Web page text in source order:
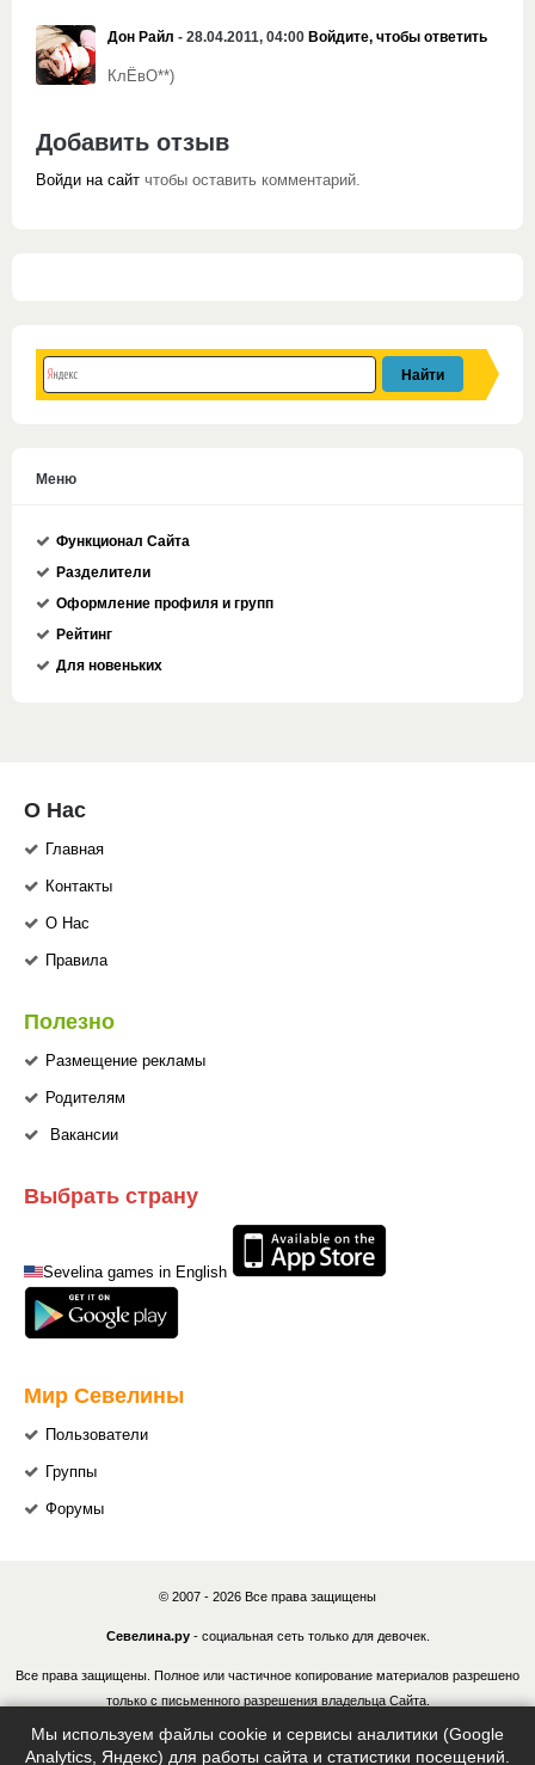
Дон Райл - 28.04.2011, 04:00 Войдите, чтобы ответить
КлЁвО**)
Добавить отзыв
Войди на сайт чтобы оставить комментарий.
Меню
Функционал Сайта
Разделители
Оформление профиля и групп
Рейтинг
Для новеньких
О Нас
Главная
Контакты
О Нас
Правила
Полезно
Размещение рекламы
Родителям
Вакансии
Выбрать страну
Sevelina games in English
Мир Севелины
Пользователи
Группы
Форумы
© 2007 - 2026 Все права защищены
Севелина.ру- социальная сеть только для девочек.
Все права защищены. Полное или частичное копирование материалов разрешено
только с письменного разрешения владельца Сайта.
В случае обнаружения нарушений, виновные лица могут быть привлечены к
Мы используем файлы cookie и сервисы аналитики (Google
Analytics, Яндекс) для работы сайта и статистики посещений.